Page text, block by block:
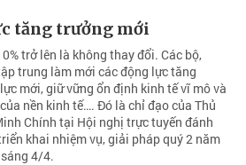
tăng trưởng mới
trở lên là không thay đổi. Các bộ,
trung làm mới các động lực tăng
mới, giữ vững ổn định kinh tế vĩ mô và
nền kinh tế…. Đó là chỉ đạo của Thủ
Chính tại Hội nghị trực tuyến đánh
khai nhiệm vụ, giải pháp quý 2 năm
4/4.